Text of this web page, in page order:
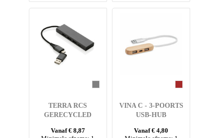
TERRA RCS
GERECYCLED
MET 3 USB-POORTEN
Vanaf € 8,87
VINA C - 3-POORTS
USB-HUB
Vanaf € 4,80